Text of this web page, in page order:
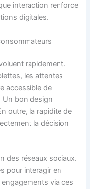
interaction renforce
digitales.
rapidement.
les attentes
accessible de
Un bon design
outre, la rapidité de
la décision
des réseaux sociaux.
pour interagir en
via ces